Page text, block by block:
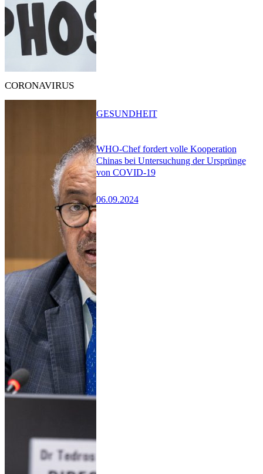
CORONAVIRUS
WHO-Chef fordert volle Kooperation
Chinas bei Untersuchung der Ursprünge
von COVID-19
06.09.2024
GESUNDHEIT